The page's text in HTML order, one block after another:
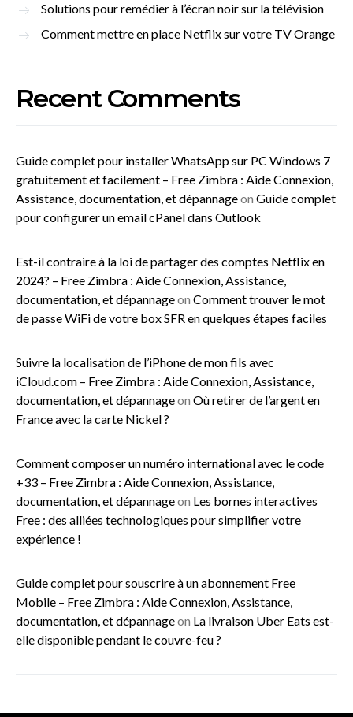
Solutions pour remédier à l’écran noir sur la télévision
Comment mettre en place Netflix sur votre TV Orange
Recent Comments
Guide complet pour installer WhatsApp sur PC Windows 7
gratuitement et facilement – Free Zimbra : Aide Connexion,
Assistance, documentation, et dépannageon Guide complet
pour configurer un email cPanel dans Outlook
Est-il contraire à la loi de partager des comptes Netflix en
2024? – Free Zimbra : Aide Connexion, Assistance,
documentation, et dépannageon Comment trouver le mot
de passe WiFi de votre box SFR en quelques étapes faciles
Suivre la localisation de l’iPhone de mon fils avec
iCloud.com – Free Zimbra : Aide Connexion, Assistance,
documentation, et dépannageon Où retirer de l’argent en
France avec la carte Nickel ?
Comment composer un numéro international avec le code
+33 – Free Zimbra : Aide Connexion, Assistance,
documentation, et dépannageon Les bornes interactives
Free : des alliées technologiques pour simplifier votre
expérience !
Guide complet pour souscrire à un abonnement Free
Mobile – Free Zimbra : Aide Connexion, Assistance,
documentation, et dépannageon La livraison Uber Eats est-
elle disponible pendant le couvre-feu ?